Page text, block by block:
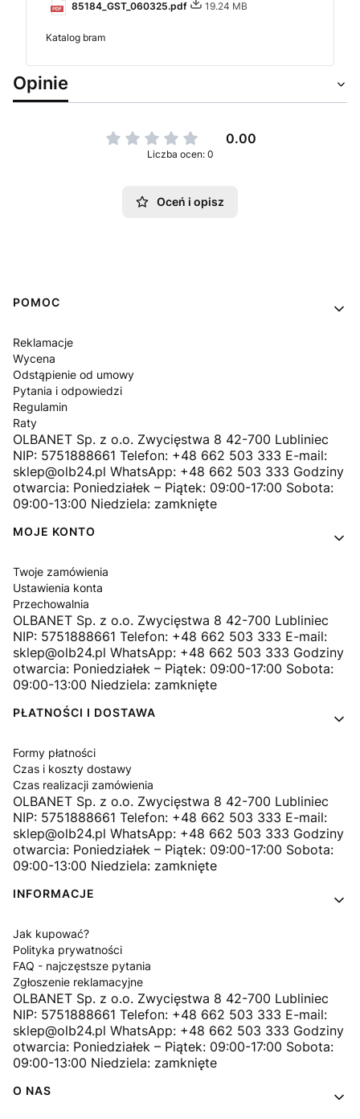
85184_GST_060325.pdf 19.24 MB
Katalog bram
Opinie
0.00
Liczba ocen: 0
Oceń i opisz
Linki w stopce
POMOC
Reklamacje
Wycena
Odstąpienie od umowy
Pytania i odpowiedzi
Regulamin
Raty
OLBANET Sp. z o.o. Zwycięstwa 8 42-700 Lubliniec
NIP: 5751888661 Telefon: +48 662 503 333 E-mail:
sklep@olb24.pl WhatsApp: +48 662 503 333 Godziny
otwarcia: Poniedziałek – Piątek: 09:00-17:00 Sobota:
09:00-13:00 Niedziela: zamknięte
MOJE KONTO
Twoje zamówienia
Ustawienia konta
Przechowalnia
OLBANET Sp. z o.o. Zwycięstwa 8 42-700 Lubliniec
NIP: 5751888661 Telefon: +48 662 503 333 E-mail:
sklep@olb24.pl WhatsApp: +48 662 503 333 Godziny
otwarcia: Poniedziałek – Piątek: 09:00-17:00 Sobota:
09:00-13:00 Niedziela: zamknięte
PŁATNOŚCI I DOSTAWA
Formy płatności
Czas i koszty dostawy
Czas realizacji zamówienia
OLBANET Sp. z o.o. Zwycięstwa 8 42-700 Lubliniec
NIP: 5751888661 Telefon: +48 662 503 333 E-mail:
sklep@olb24.pl WhatsApp: +48 662 503 333 Godziny
otwarcia: Poniedziałek – Piątek: 09:00-17:00 Sobota:
09:00-13:00 Niedziela: zamknięte
INFORMACJE
Jak kupować?
Polityka prywatności
FAQ - najczęstsze pytania
Zgłoszenie reklamacyjne
OLBANET Sp. z o.o. Zwycięstwa 8 42-700 Lubliniec
NIP: 5751888661 Telefon: +48 662 503 333 E-mail:
sklep@olb24.pl WhatsApp: +48 662 503 333 Godziny
otwarcia: Poniedziałek – Piątek: 09:00-17:00 Sobota:
09:00-13:00 Niedziela: zamknięte
O NAS